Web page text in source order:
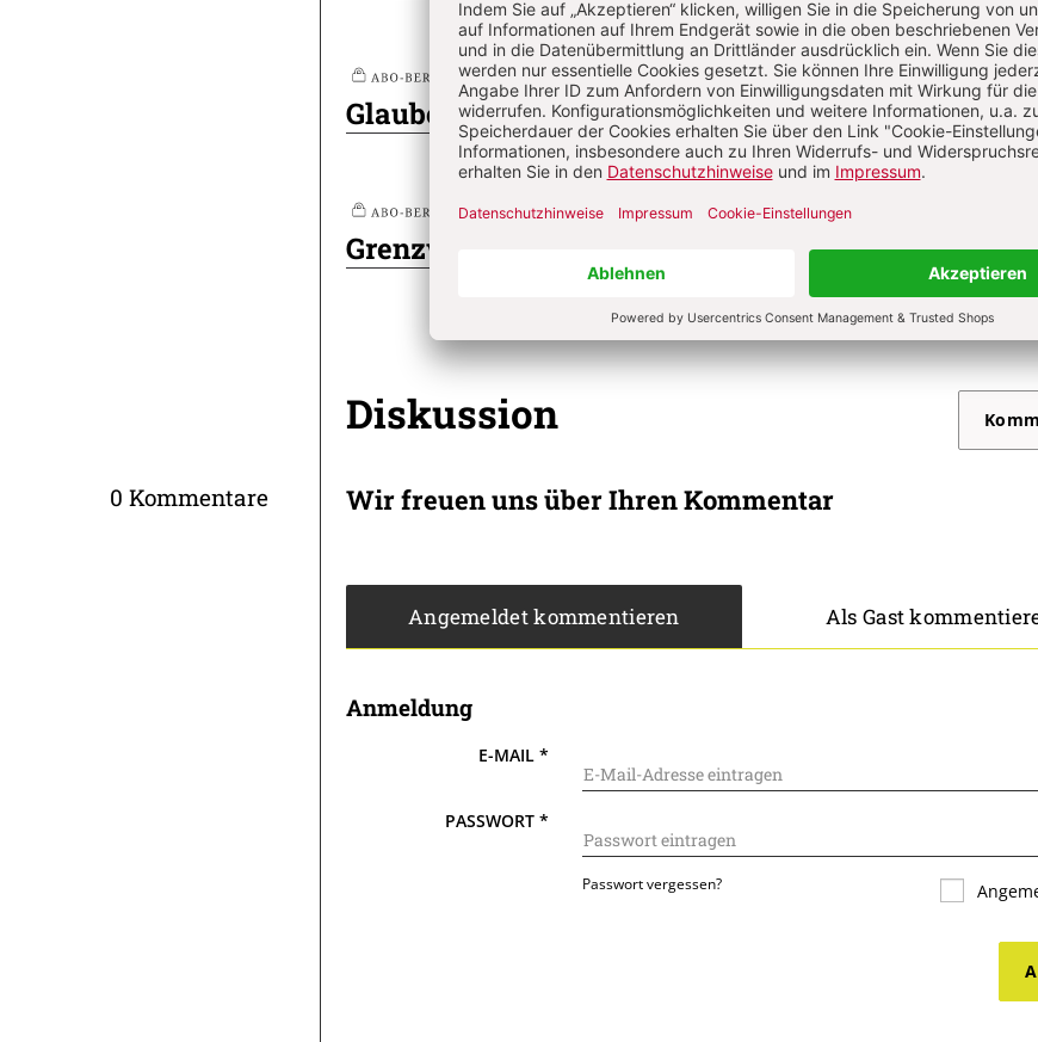
Plus
Nr. 6/2025: 23. Sonntag im Jahreskreis bis Christkönig S. 72
Glaube – Wortmeditation Von Michael Lehmler
Plus
Nr. 6/2025: 23. Sonntag im Jahreskreis bis Christkönig
Grenzwertige Heilung – Impuls Von Peter Schott
Diskussion
0 Kommentare Wir freuen uns über Ihren Kommentar
Angemeldet kommentieren Als Gast
Anmeldung
E-MAIL*
PASSWORT*
Passwort vergessen?